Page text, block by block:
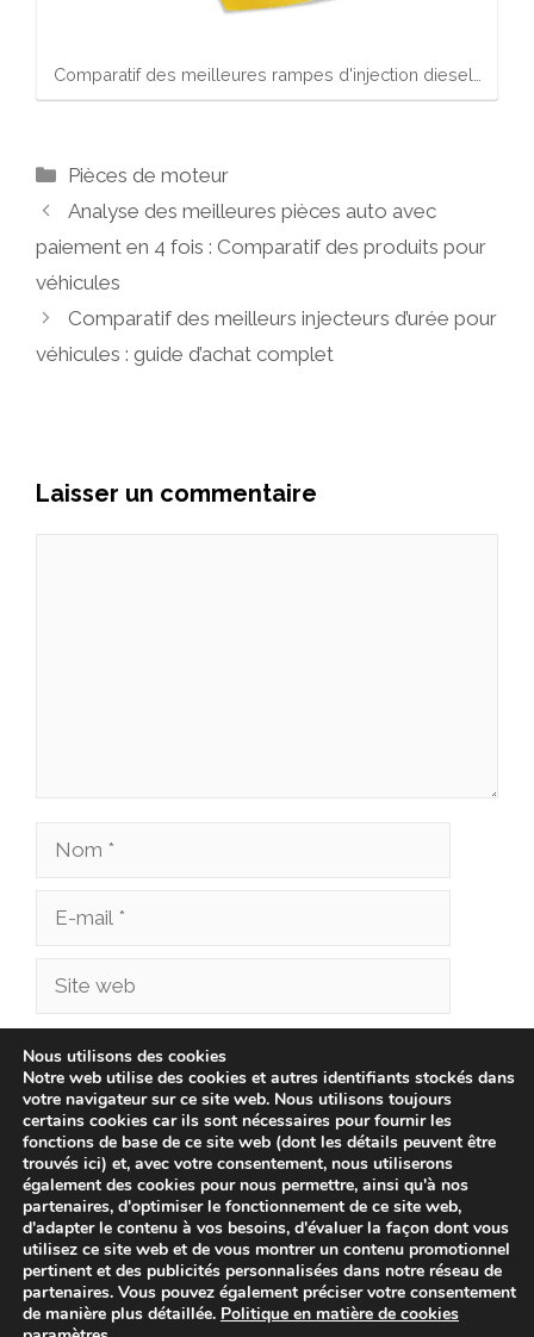
Comparatif des meilleures rampes d'injection diesel…
Catégories
Pièces de moteur
Analyse des meilleures pièces auto avec
paiement en 4 fois : Comparatif des produits pour
véhicules
Comparatif des meilleurs injecteurs d’urée pour
véhicules : guide d’achat complet
Laisser un commentaire
Nom
Site
Enregistrer mon nom, mon e-mail et mon site
dans le navigateur pour mon prochain
commentaire.
Nous utilisons des cookies
Notre web utilise des cookies et autres identifiants stockés dans
votre navigateur sur ce site web. Nous utilisons toujours
certains cookies car ils sont nécessaires pour fournir les
fonctions de base de ce site web (dont les détails peuvent être
trouvés ici) et, avec votre consentement, nous utiliserons
également des cookies pour nous permettre, ainsi qu'à nos
partenaires, d'optimiser le fonctionnement de ce site web,
d'adapter le contenu à vos besoins, d'évaluer la façon dont vous
utilisez ce site web et de vous montrer un contenu promotionnel
pertinent et des publicités personnalisées dans notre réseau de
partenaires. Vous pouvez également préciser votre consentement
de manière plus détaillée. Politique en matière de cookies